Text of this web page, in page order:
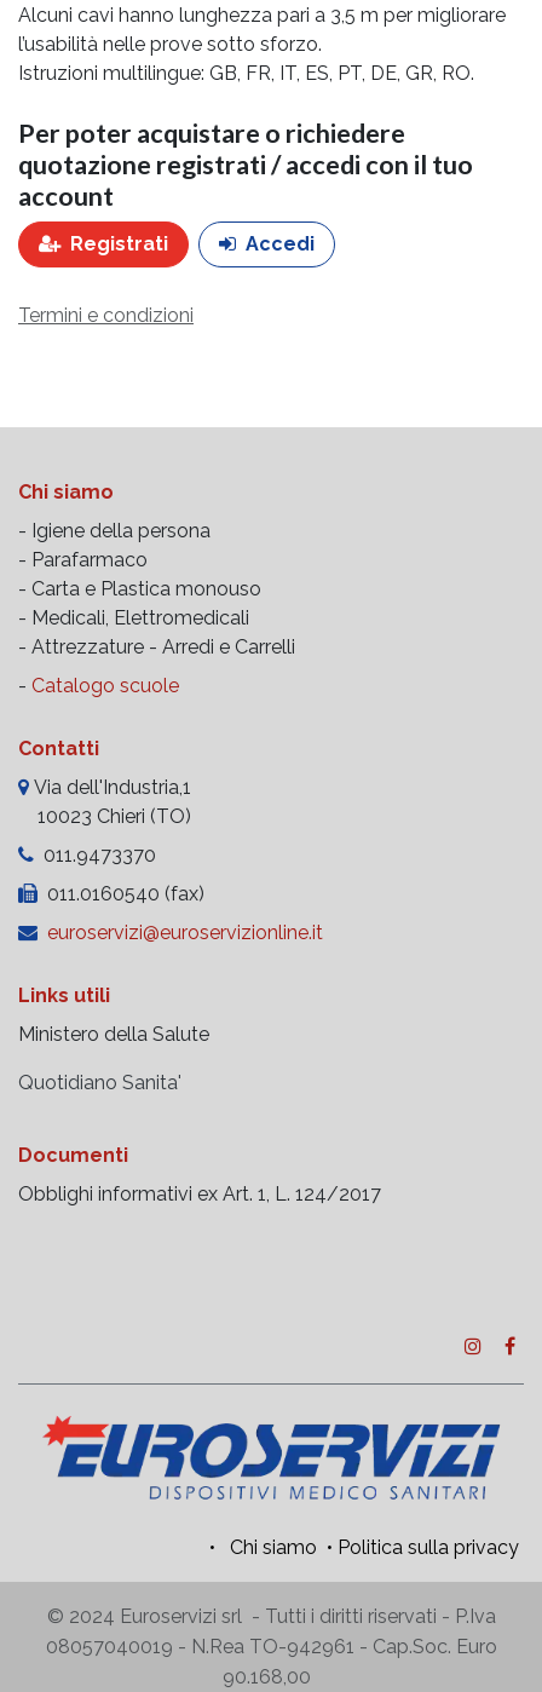
Alcuni cavi hanno lunghezza pari a 3,5 m per migliorare
l’usabilità nelle prove sotto sforzo.
Istruzioni multilingue: GB, FR, IT, ES, PT, DE, GR, RO.
Per poter acquistare o richiedere
quotazione registrati / accedi con il tuo
account
Registrati Accedi
Termini e condizioni
Chi siamo
- Igiene della persona
- Parafarmaco
- Carta e Plastica monouso
- Medicali, Elettromedicali
- Attrezzature - Arredi e Carrelli
- Catalogo scuole
Contatti
Via dell'Industria,1
10023 Chieri (TO)
011.9473370
011.0160540 (fax)
euroservizi@euroservizionline.it
Links utili
Ministero della Salute
Quotidiano Sanita'
Documenti
Obblighi informativi ex Art. 1, L. 124/2017
• Chi siamo • Politica sulla privacy
© 2024 Euroservizi srl - Tutti i diritti riservati - P.Iva
08057040019 - N.Rea TO-942961 - Cap.Soc. Euro
90.168,00